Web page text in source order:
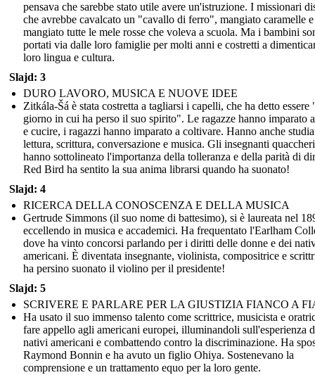
pensava che sarebbe stato utile avere un'istruzione. I missionari
che avrebbe cavalcato un "cavallo di ferro", mangiato caramelle e
mangiato tutte le mele rosse che voleva a scuola. Ma i bambini
portati via dalle loro famiglie per molti anni e costretti a
loro lingua e cultura.
Slajd: 3
DURO LAVORO, MUSICA E NUOVE IDEE
Zitkála-Šá è stata costretta a tagliarsi i capelli, che ha detto essere
giorno in cui ha perso il suo spirito". Le ragazze hanno imparato
e cucire, i ragazzi hanno imparato a coltivare. Hanno anche
lettura, scrittura, conversazione e musica. Gli insegnanti quaccheri
hanno sottolineato l'importanza della tolleranza e della parità di
Red Bird ha sentito la sua anima librarsi quando ha suonato!
Slajd: 4
RICERCA DELLA CONOSCENZA E DELLA MUSICA
Gertrude Simmons (il suo nome di battesimo), si è laureata nel
eccellendo in musica e accademici. Ha frequentato l'Earlham
dove ha vinto concorsi parlando per i diritti delle donne e dei
americani. È diventata insegnante, violinista, compositrice e
ha persino suonato il violino per il presidente!
Slajd: 5
SCRIVERE E PARLARE PER LA GIUSTIZIA FIANCO A
Ha usato il suo immenso talento come scrittrice, musicista e
fare appello agli americani europei, illuminandoli sull'esperienza
nativi americani e combattendo contro la discriminazione. Ha
Raymond Bonnin e ha avuto un figlio Ohiya. Sostenevano la
comprensione e un trattamento equo per la loro gente.